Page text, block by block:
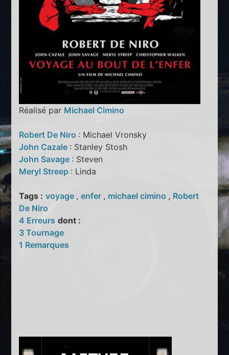
Réalisé par Michael Cimino
Robert De Niro : Michael Vronsky
John Cazale : Stanley Stosh
John Savage : Steven
Meryl Streep : Linda
Tags : voyage ,enfer , michael cimino , Robert
De Niro
4 Erreurs dont :
3 Tournage
1 Remarques